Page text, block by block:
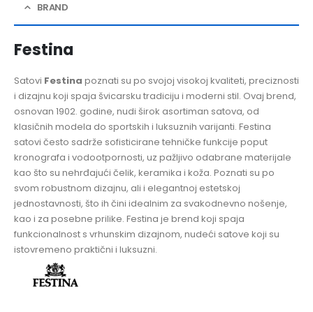
BRAND
Festina
Satovi Festina poznati su po svojoj visokoj kvaliteti, preciznosti
i dizajnu koji spaja švicarsku tradiciju i moderni stil. Ovaj brend,
osnovan 1902. godine, nudi širok asortiman satova, od
klasičnih modela do sportskih i luksuznih varijanti. Festina
satovi često sadrže sofisticirane tehničke funkcije poput
kronografa i vodootpornosti, uz pažljivo odabrane materijale
kao što su nehrđajući čelik, keramika i koža. Poznati su po
svom robustnom dizajnu, ali i elegantnoj estetskoj
jednostavnosti, što ih čini idealnim za svakodnevno nošenje,
kao i za posebne prilike. Festina je brend koji spaja
funkcionalnost s vrhunskim dizajnom, nudeći satove koji su
istovremeno praktični i luksuzni.